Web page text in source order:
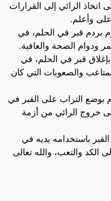
اتخاذ الرائي إلى القرارات
وأعلم.
بردم قبر في الحلم، في
ودوام الصحة والعافية.
بإغلاق قبر في الحلم، في
والصعوبات التي كان
بوضع التراب على القبر في
خروج الرائي من أزمة
باستخدامه يديه في
الكد والتعب، والله تعالى